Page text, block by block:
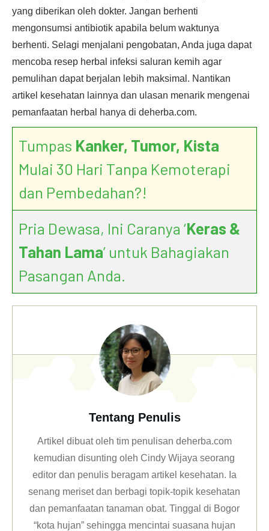
yang diberikan oleh dokter. Jangan berhenti
mengonsumsi antibiotik apabila belum waktunya
berhenti. Selagi menjalani pengobatan, Anda juga dapat
mencoba resep herbal infeksi saluran kemih agar
pemulihan dapat berjalan lebih maksimal. Nantikan
artikel kesehatan lainnya dan ulasan menarik mengenai
pemanfaatan herbal hanya di deherba.com.
Tumpas Kanker, Tumor, Kista
Mulai 30 Hari Tanpa Kemoterapi
dan Pembedahan?!
Pria Dewasa, Ini Caranya ‘Keras &
Tahan Lama’ untuk Bahagiakan
Pasangan Anda.
Tentang Penulis
Artikel dibuat oleh tim penulisan deherba.com
kemudian disunting oleh Cindy Wijaya seorang
editor dan penulis beragam artikel kesehatan. Ia
senang meriset dan berbagi topik-topik kesehatan
dan pemanfaatan tanaman obat. Tinggal di Bogor
“kota hujan” sehingga mencintai suasana hujan